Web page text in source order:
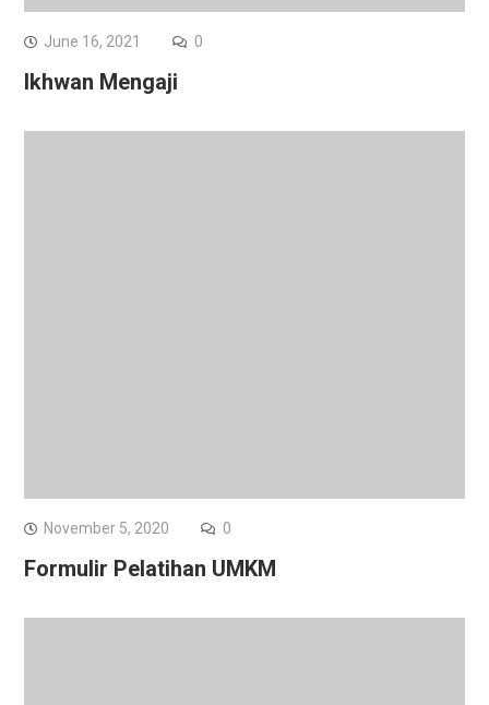
June 16, 2021 0
Ikhwan Mengaji
November 5, 2020 0
Formulir Pelatihan UMKM